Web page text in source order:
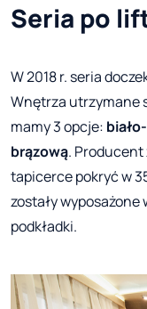
Seria po
W 2018 r. seria
Wnętrza utrzymane
mamy 3 opcje:
brązową. Producent
tapicerce pokryć w
zostały
podkładki.